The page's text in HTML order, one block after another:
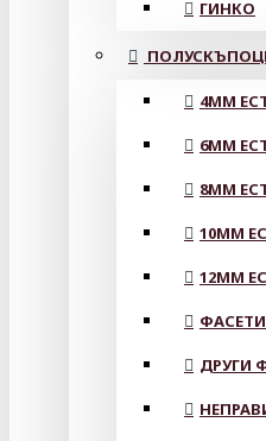
ГИНКО
4MM
6MM
8MM
10MM
12MM
ДРУГИ